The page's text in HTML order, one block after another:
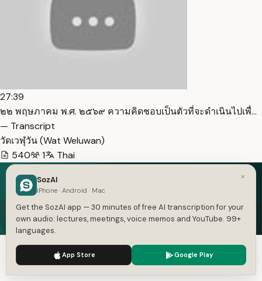
27:39
๒๒ พฤษภาคม พ.ศ. ๒๕๖๙ ความคิดชอบเป็นตัวที่จะดำเนินไปเพื่…
— Transcript
วัดเวฬุวัน (Wat Weluwan)
540
1 Thai
Speech in. Text out.
Free on iOS and Android — 30 minutes of transcription
included.
Get the App — Free
We use cookies to enhance your experience.
×
SozAI
iPhone · Android · Mac
Get the SozAI app — 30 minutes of free AI transcription for your
own audio: lectures, meetings, voice memos and YouTube. 99+
languages.
App Store Google Play